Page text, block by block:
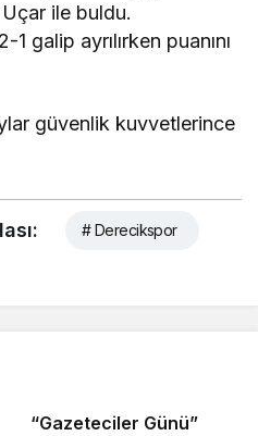
ile buldu.
galip ayrılırken puanını
güvenlik kuvvetlerince
# Derecikspor
“Gazeteciler Günü”